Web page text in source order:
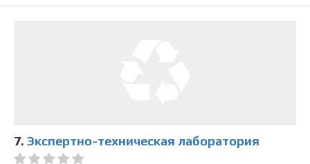
7. Экспертно-техническая лаборатория